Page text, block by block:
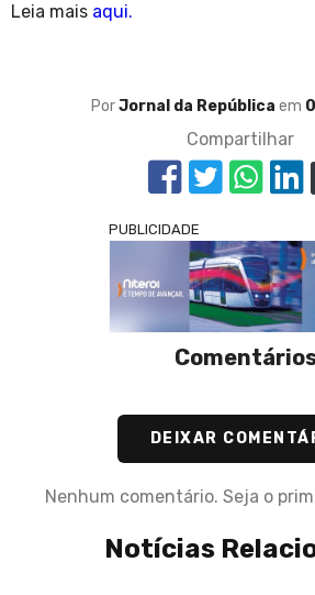
Leia mais aqui.
PorJornal da República em
Compartilhar
PUBLICIDADE
DEIXAR
Nenhum comentário. Seja o
Notícias